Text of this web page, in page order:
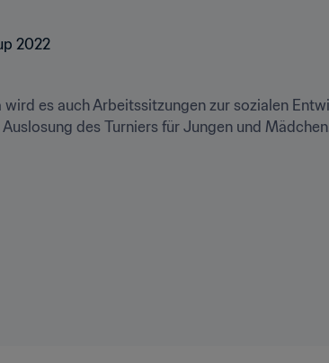
es auch Arbeitssitzungen zur sozialen
des Turniers für Jungen und